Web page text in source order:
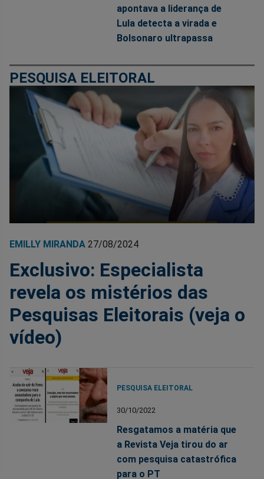
apontava a liderança de
Lula detecta a virada e
Bolsonaro ultrapassa
PESQUISA ELEITORAL
EMILLY MIRANDA 27/08/2024
Exclusivo: Especialista
revela os mistérios das
Pesquisas Eleitorais (veja o
vídeo)
PESQUISA ELEITORAL
30/10/2022
Resgatamos a matéria que
a Revista Veja tirou do ar
com pesquisa catastrófica
para o PT